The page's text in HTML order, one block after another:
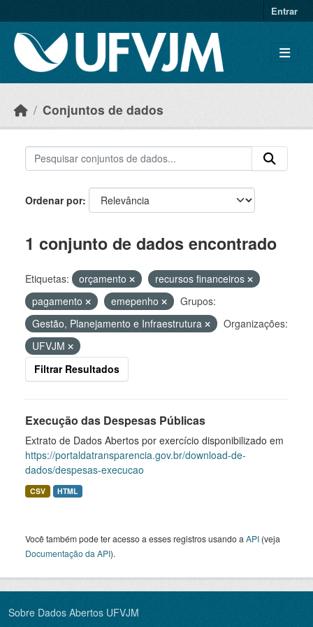
Entrar
Conjuntos de dados
Ordenar por
1 conjunto de dados encontrado
Etiquetas: orçamento
recursos financeiros
pagamento
emepenho
Grupos:
Gestão, Planejamento e Infraestrutura
Organizações:
UFVJM
Filtrar Resultados
Execução das Despesas Públicas
Extrato de Dados Abertos por exercício disponibilizado em
https://portaldatransparencia.gov.br/download-de-
dados/despesas-execucao
CSV HTML
Você também pode ter acesso a esses registros usando a API (veja
Documentação da API).
Sobre Dados Abertos UFVJM